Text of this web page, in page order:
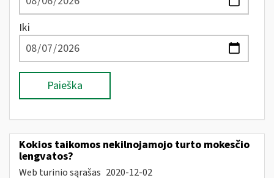
Iki
Paieška
Kokios taikomos nekilnojamojo turto mokesčio
lengvatos?
Web turinio sąrašas 2020-12-02